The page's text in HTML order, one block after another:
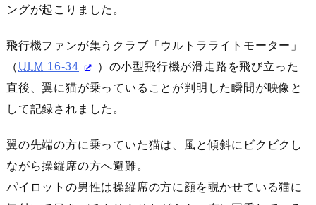
ングが起こりました。
飛行機ファンが集うクラブ「ウルトラライトモーター」
（ ULM 16-34
）の小型飛行機が滑走路を飛び立った
直後、翼に猫が乗っていることが判明した瞬間が映像と
して記録されました。
翼の先端の方に乗っていた猫は、風と傾斜にビクビクし
ながら操縦席の方へ避難。
パイロットの男性は操縦席の方に顔を覗かせている猫に